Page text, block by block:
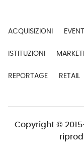
ACQUISIZIONI
ISTITUZIONI
REPORTAGE RETAIL
Copyright ©